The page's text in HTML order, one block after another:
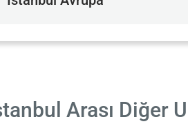
Arası Diğer